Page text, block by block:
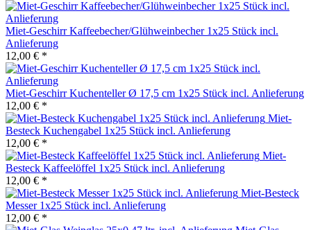
Miet-Geschirr Kaffeebecher/Glühweinbecher 1x25 Stück incl.
Anlieferung
12,00 € *
Miet-Geschirr Kuchenteller Ø 17,5 cm 1x25 Stück incl. Anlieferung
12,00 € *
Miet-
Besteck Kuchengabel 1x25 Stück incl. Anlieferung
12,00 € *
Miet-
Besteck Kaffeelöffel 1x25 Stück incl. Anlieferung
12,00 € *
Miet-Besteck
Messer 1x25 Stück incl. Anlieferung
12,00 € *